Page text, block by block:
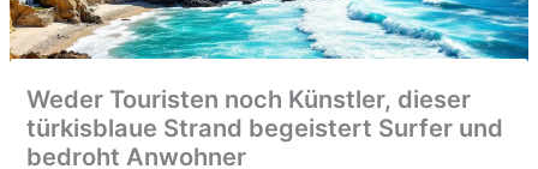
Weder Touristen noch Künstler, dieser
türkisblaue Strand begeistert Surfer und
bedroht Anwohner